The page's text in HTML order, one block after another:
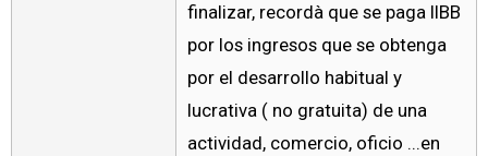
finalizar, recordà que se paga IIBB
por los ingresos que se obtenga
por el desarrollo habitual y
lucrativa ( no gratuita) de una
actividad, comercio, oficio ...en